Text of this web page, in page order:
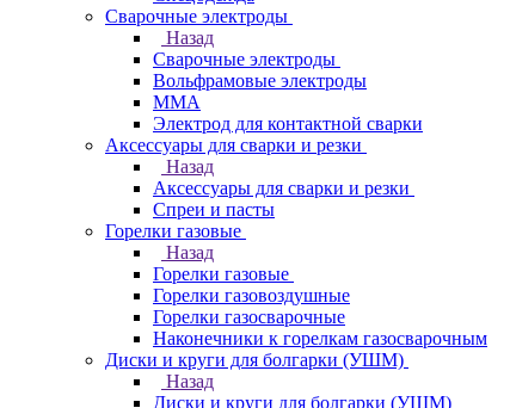
Сварочные электроды
Назад
Сварочные электроды
Вольфрамовые электроды
ММА
Электрод для контактной сварки
Аксессуары для сварки и резки
Назад
Аксессуары для сварки и резки
Спреи и пасты
Горелки газовые
Назад
Горелки газовые
Горелки газовоздушные
Горелки газосварочные
Наконечники к горелкам газосварочным
Диски и круги для болгарки (УШМ)
Назад
Диски и круги для болгарки (УШМ)